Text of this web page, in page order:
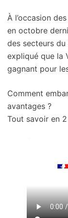
À l’occasion
en octobre
des secteurs
expliqué que la
gagnant pour
Comment
avantages ?
Tout savoir en